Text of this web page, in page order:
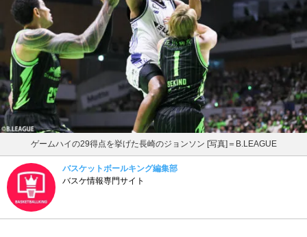
ゲームハイの29得点を挙げた長崎のジョンソン [写真]＝B.LEAGUE
バスケットボールキング編集部
バスケ情報専門サイト